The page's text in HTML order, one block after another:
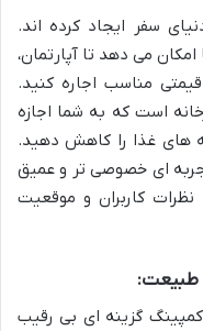
می دهد تا آپارتمان،
مناسب اجاره کنید.
است که به شما اجازه
های غذا را کاهش دهید.
ای خصوصی تر و عمیق
کاربران و موقعیت
طبیعت:
گزینه ای بی رقیب